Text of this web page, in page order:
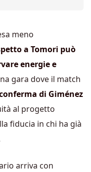
meno
a Tomori può
energie e
gara dove il match
di Giménez
al progetto
fiducia in chi ha già
arriva con